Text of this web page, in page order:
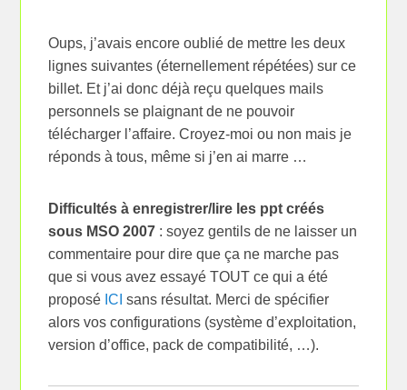
Oups, j’avais encore oublié de mettre les deux
lignes suivantes (éternellement répétées) sur ce
billet. Et j’ai donc déjà reçu quelques mails
personnels se plaignant de ne pouvoir
télécharger l’affaire. Croyez-moi ou non mais je
réponds à tous, même si j’en ai marre …
Difficultés à enregistrer/lire les ppt créés
sous MSO 2007 : soyez gentils de ne laisser un
commentaire pour dire que ça ne marche pas
que si vous avez essayé TOUT ce qui a été
proposé ICI sans résultat. Merci de spécifier
alors vos configurations (système d’exploitation,
version d’office, pack de compatibilité, …).